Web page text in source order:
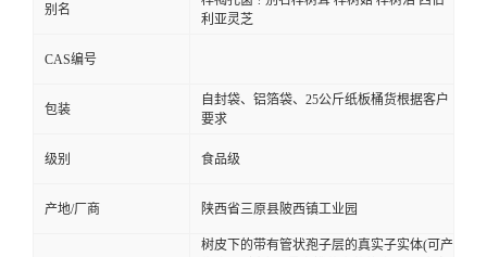
别名
利亚灵芝
CAS编号
包装
自封袋、铝箔袋、25公斤纸板桶货根据客户
要求
级别 食品级
产地/厂商 陕西省三原县陂西镇工业园
树皮下的带有管状孢子层的真实子实体(可产